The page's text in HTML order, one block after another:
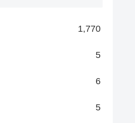
1,770
5
6
5